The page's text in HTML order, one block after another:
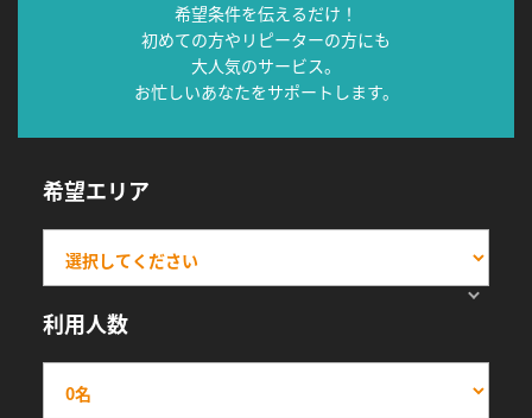
希望条件を伝えるだけ！
初めての方やリピーターの方にも
大人気のサービス。
お忙しいあなたをサポートします。
希望エリア
利用人数